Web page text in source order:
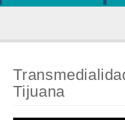
Tijuana